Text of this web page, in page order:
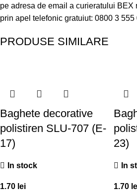
pe adresa de email a curieratului BEX
prin apel telefonic gratuiut: 0800 3 555
PRODUSE SIMILARE
Baghete decorative
polistiren SLU-707 (E-
17)
In stock
1.70 lei
23)
In
1.70